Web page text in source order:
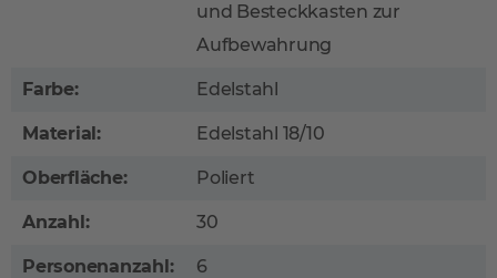
und Besteckkasten zur
Aufbewahrung
Farbe: Edelstahl
Material: Edelstahl 18/10
Oberfläche: Poliert
Anzahl: 30
Personenanzahl: 6